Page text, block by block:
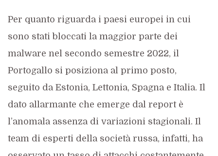
Per quanto riguarda i paesi europei in cui
sono stati bloccati la maggior parte dei
malware nel secondo semestre 2022, il
Portogallo si posiziona al primo posto,
seguito da Estonia, Lettonia, Spagna e Italia. Il
dato allarmante che emerge dal report è
l’anomala assenza di variazioni stagionali. Il
team di esperti della società russa, infatti, ha